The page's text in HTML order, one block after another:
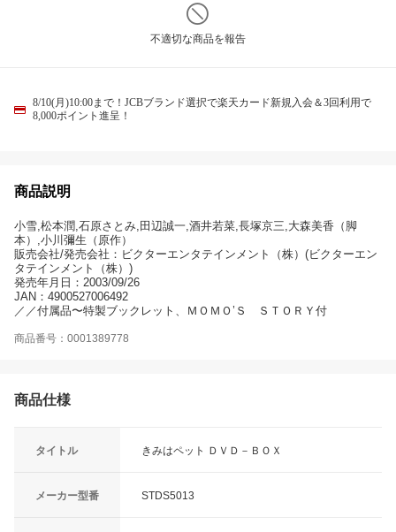
不適切な商品を報告
8/10(月)10:00まで！JCBブランド選択で楽天カード新規入会＆3回利用で
8,000ポイント進呈！
商品説明
小雪,松本潤,石原さとみ,田辺誠一,酒井若菜,長塚京三,大森美香（脚
本）,小川彌生（原作）
販売会社/発売会社：ビクターエンタテインメント（株）(ビクターエン
タテインメント（株）)
発売年月日：2003/09/26
JAN：4900527006492
／／付属品〜特製ブックレット、ＭＯＭＯ’Ｓ ＳＴＯＲＹ付
商品番号：0001389778
商品仕様
タイトル きみはペット ＤＶＤ－ＢＯＸ
メーカー型番 STDS5013